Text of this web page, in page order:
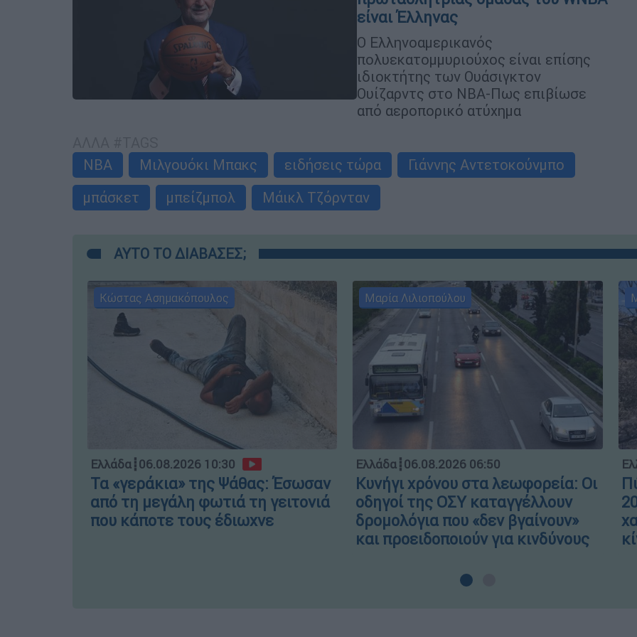
είναι Έλληνας
Ο Ελληνοαμερικανός
πολυεκατομμυριούχος είναι επίσης
ιδιοκτήτης των Ουάσιγκτον
Ουίζαρντς στο ΝΒΑ-Πως επιβίωσε
από αεροπορικό ατύχημα
NBA
Μιλγουόκι Μπακς ειδήσεις τώρα
Γιάννης Αντετοκούνμπο
μπάσκετ
μπείζμπολ Μάικλ Τζόρνταν
ΑΥΤΟ ΤΟ ΔΙΑΒΑΣΕΣ;
Κώστας Ασημακόπουλος
Ελλάδα┋06.08.2026 10:30
Τα «γεράκια» της Ψάθας: Έσωσαν
από τη μεγάλη φωτιά τη γειτονιά
που κάποτε τους έδιωχνε
Μαρία Λιλιοπούλου
Ελλάδα┋06.08.2026 06:50
Κυνήγι χρόνου στα λεωφορεία: Οι
οδηγοί της ΟΣΥ καταγγέλλουν
δρομολόγια που «δεν βγαίνουν»
και προειδοποιούν για κινδύνους